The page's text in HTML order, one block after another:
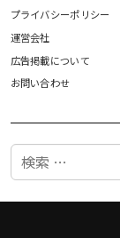
プライバシーポリシー
運営会社
広告掲載について
お問い合わせ
検